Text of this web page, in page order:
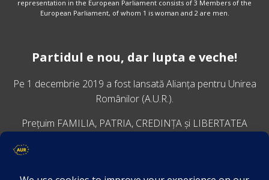
representation in the European Parliament consists of 3 Members of the
European Parliament, of whom 1 is woman and 2 are men.
Partidul e nou, dar lupta e veche!
Pe 1 decembrie 2019 a fost lansatăAlianța pentru Unirea
Românilor (A.U.R.).
Prețuim FAMILIA, PATRIA, CREDINȚA și LIBERTATEA